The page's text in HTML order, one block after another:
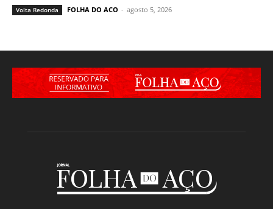
Volta Redonda FOLHA DO ACO - agosto 5, 2026